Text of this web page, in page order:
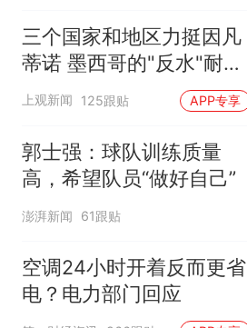
三个国家和地区力挺因凡
蒂诺 墨西哥的"反水"耐人
寻味
上观新闻 125跟贴 APP专享
郭士强：球队训练质量
高，希望队员“做好自己”
澎湃新闻 61跟贴
空调24小时开着反而更省
电？电力部门回应